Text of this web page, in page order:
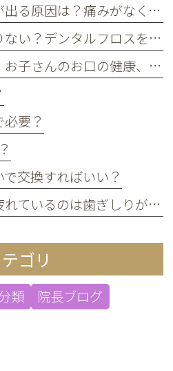
歯磨きで歯茎から血が出る原因は？痛みがなくても受診すべき判断基準
歯ブラシだけでは足りない？デンタルフロスを使うメリット
新学期前にチェック！お子さんのお口の健康、大丈夫？
要？
交換すればいい？
朝起きたときに顎が疲れているのは歯ぎしりが原因？
ゴリ
類 院長ブログ